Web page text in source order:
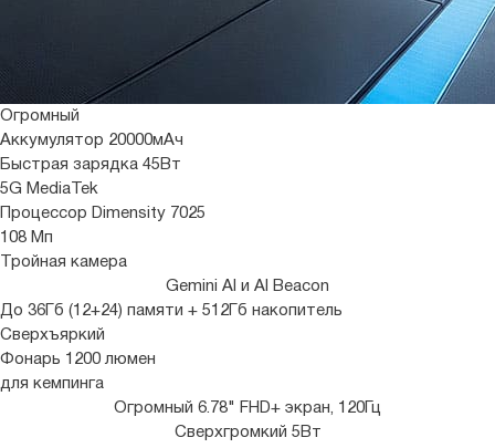
Огромный
Аккумулятор 20000мАч
Быстрая зарядка 45Вт
5G MediaTek
Процессор Dimensity 7025
108 Мп
Тройная камера
Gemini AI и AI Beacon
До 36Гб (12+24) памяти + 512Гб накопитель
Сверхъяркий
Фонарь 1200 люмен
для кемпинга
Огромный 6.78" FHD+ экран, 120Гц
Сверхгромкий 5Вт